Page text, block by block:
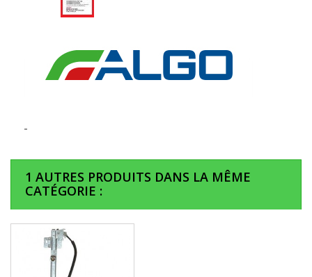
1 AUTRES PRODUITS DANS LA MÊME
CATÉGORIE :